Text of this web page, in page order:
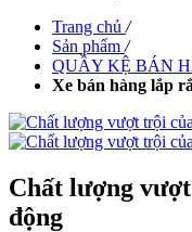
Trang chủ /
Sản phẩm /
QUẦY KỆ BÁN
Xe bán hàng lắp
Chất lượng
động